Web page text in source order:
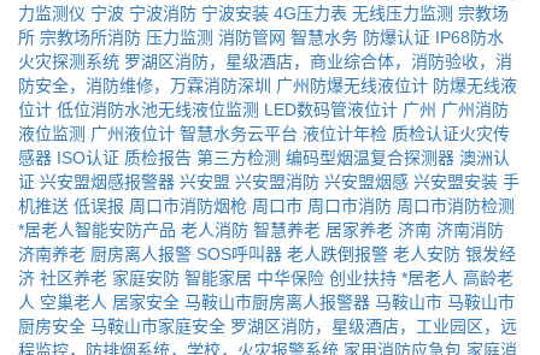
力监测仪 宁波 宁波消防 宁波安装 4G压力表 无线压力监测 宗教场
所 宗教场所消防 压力监测 消防管网 智慧水务 防爆认证 IP68防水
火灾探测系统 罗湖区消防，星级酒店，商业综合体，消防验收，消
防安全，消防维修，万霖消防深圳 广州防爆无线液位计 防爆无线液
位计 低位消防水池无线液位监测 LED数码管液位计 广州 广州消防
液位监测 广州液位计 智慧水务云平台 液位计年检 质检认证火灾传
感器 ISO认证 质检报告 第三方检测 编码型烟温复合探测器 澳洲认
证 兴安盟烟感报警器 兴安盟 兴安盟消防 兴安盟烟感 兴安盟安装 手
机推送 低误报 周口市消防烟枪 周口市 周口市消防 周口市消防检测
*居老人智能安防产品 老人消防 智慧养老 居家养老 济南 济南消防
济南养老 厨房离人报警 SOS呼叫器 老人跌倒报警 老人安防 银发经
济 社区养老 家庭安防 智能家居 中华保险 创业扶持 *居老人 高龄老
人 空巢老人 居家安全 马鞍山市厨房离人报警器 马鞍山市 马鞍山市
厨房安全 马鞍山市家庭安全 罗湖区消防，星级酒店，工业园区，远
程监控，防排烟系统，学校，火灾报警系统 家用消防应急包 家庭消